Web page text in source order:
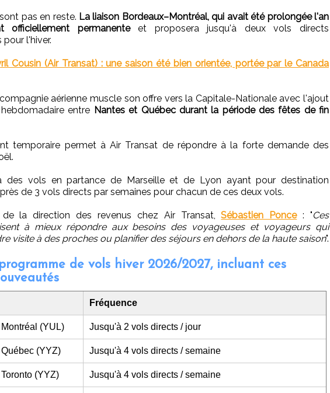
pas en reste. La liaison Bordeaux–Montréal, qui avait été prolongée l'an
officiellement permanenteet proposera jusqu'à deux vols directs
l'hiver.
Cousin (Air Transat) : une saison été bien orientée, portée par le Canada
aérienne muscle son offre vers la Capitale-Nationale avec l'ajout
entre Nantes et Québec durant la période des fêtes de fin
temporaire permet à Air Transat de répondre à la forte demande des
des vols en partance de Marseille et de Lyon ayant pour destination
de 3 vols directs par semaines pour chacun de ces deux vols.
la direction des revenus chez Air Transat,Sébastien Ponce: "Ces
à mieux répondre aux besoins des voyageuses et voyageurs qui
visite à des proches ou planifier des séjours en dehors de la haute saison".
de vols hiver 2026/2027, incluant ces
Fréquence
(YUL) Jusqu'à 2 vols directs / jour
(YYZ) Jusqu'à 4 vols directs / semaine
(YYZ) Jusqu'à 4 vols directs / semaine